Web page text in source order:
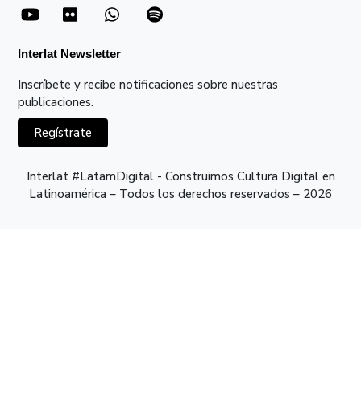
Interlat Newsletter
Inscríbete y recibe notificaciones sobre nuestras
publicaciones.
Regístrate
Interlat #LatamDigital - Construimos Cultura Digital en
Latinoamérica – Todos los derechos reservados – 2026